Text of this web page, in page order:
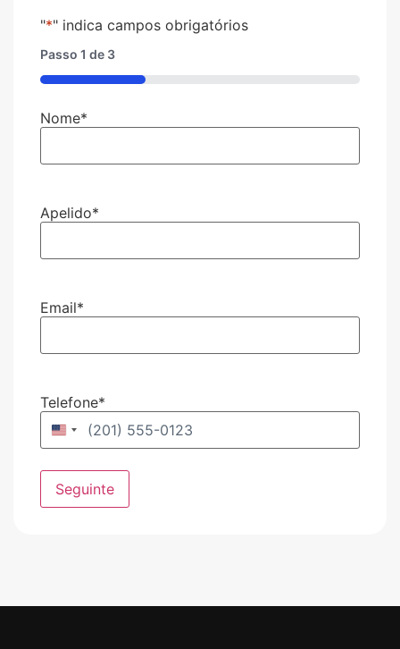
"*" indica campos obrigatórios
Passo 1 de 3
33%
Nome*
Apelido*
Email*
Telefone*
Estados Unidos +1